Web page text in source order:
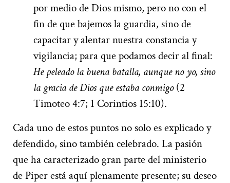
por medio de Dios mismo, pero no con el
fin de que bajemos la guardia, sino de
capacitar y alentar nuestra constancia y
vigilancia; para que podamos decir al final:
He peleado la buena batalla, aunque no yo, sino
la gracia de Dios que estaba conmigo(2
Timoteo 4:7; 1 Corintios 15:10).
Cada uno de estos puntos no solo es explicado y
defendido, sino también celebrado. La pasión
que ha caracterizado gran parte del ministerio
de Piper está aquí plenamente presente; su deseo